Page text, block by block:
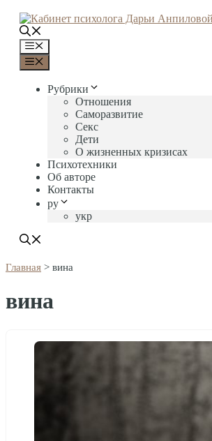
Перейти
содержимому
Меню
Меню
Рубрики
Отношения
Саморазвитие
Секс
Дети
О жизненных кризисах
Психотехники
Об авторе
Контакты
ру
укр
Главная > вина
вина